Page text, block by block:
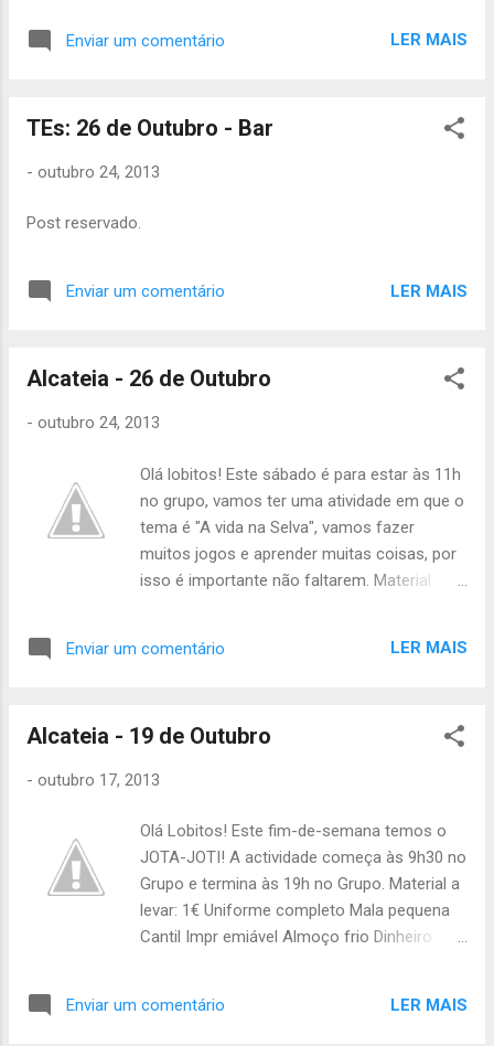
de levar este Sábado. A actividade termina
censo, que leve! Até amanhã João Júlio
Enviar um comentário LER MAIS
TEs: 26 de Outubro - Bar
- outubro 24, 2013
Post reservado.
Enviar um comentário LER MAIS
Alcateia - 26 de Outubro
- outubro 24, 2013
Olá lobitos! Este sábado é para estar às 11h
no grupo, vamos ter uma atividade em que o
tema é "A vida na Selva", vamos fazer
muitos jogos e aprender muitas coisas, por
isso é importante não faltarem. Material
ser o bar da Tribo de Escoteiros. Os lobitos
e cartão de saúde a semana passada e não
não pagou o censo, aproveite este sábado,
que avise a Áquêlà! Até Sábado! Catarina
Arroio Tchil
Enviar um comentário LER MAIS
Alcateia - 19 de Outubro
- outubro 17, 2013
Olá Lobitos! Este fim-de-semana temos o
JOTA-JOTI! A actividade começa às 9h30 no
Grupo e termina às 19h no Grupo. Material a
levar: 1€ Uniforme completo Mala pequena
Cantil Impr emiável Almoço frio Dinheiro
pães de forma grandes; Tartaruga e Lebre- 1
Enviar um comentário LER MAIS